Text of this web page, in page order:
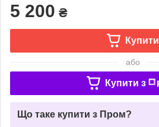
5 200 ₴
Купити
або
Купити з
Що таке купити з Пром?